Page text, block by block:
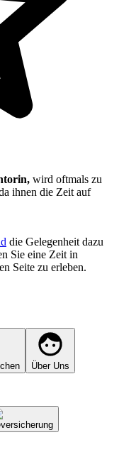
wird oftmals zu
ihnen die Zeit auf
die Gelegenheit dazu
Sie eine Zeit in
Seite zu erleben.
Über Uns